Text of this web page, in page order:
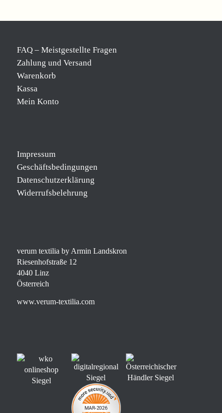
FAQ – Meistgestellte Fragen
Zahlung und Versand
Warenkorb
Kassa
Mein Konto
Impressum
Geschäftsbedingungen
Datenschutzerklärung
Widerrufsbelehrung
verum textilia by Armin Landskron
Riesenhofstraße 12
4040 Linz
Österreich
www.verum-textilia.com